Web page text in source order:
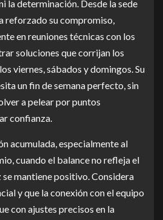
la determinación. Desde la sede
reforzado su compromiso,
en reuniones técnicas con los
soluciones que corrijan los
viernes, sábados y domingos. Su
un fin de semana perfecto, sin
a pelear por puntos
confianza.
acumulada, especialmente al
cuando el balance no refleja el
mantiene positivo. Considera
y que la conexión con el equipo
con ajustes precisos en la